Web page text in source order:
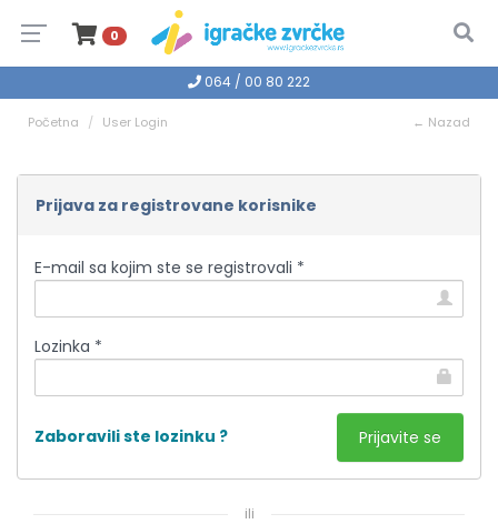
0
064 / 00 80 222
Početna User Login ← Nazad
Prijava za registrovane korisnike
E-mail sa kojim ste se registrovali *
Lozinka *
Zaboravili ste lozinku ?
ili